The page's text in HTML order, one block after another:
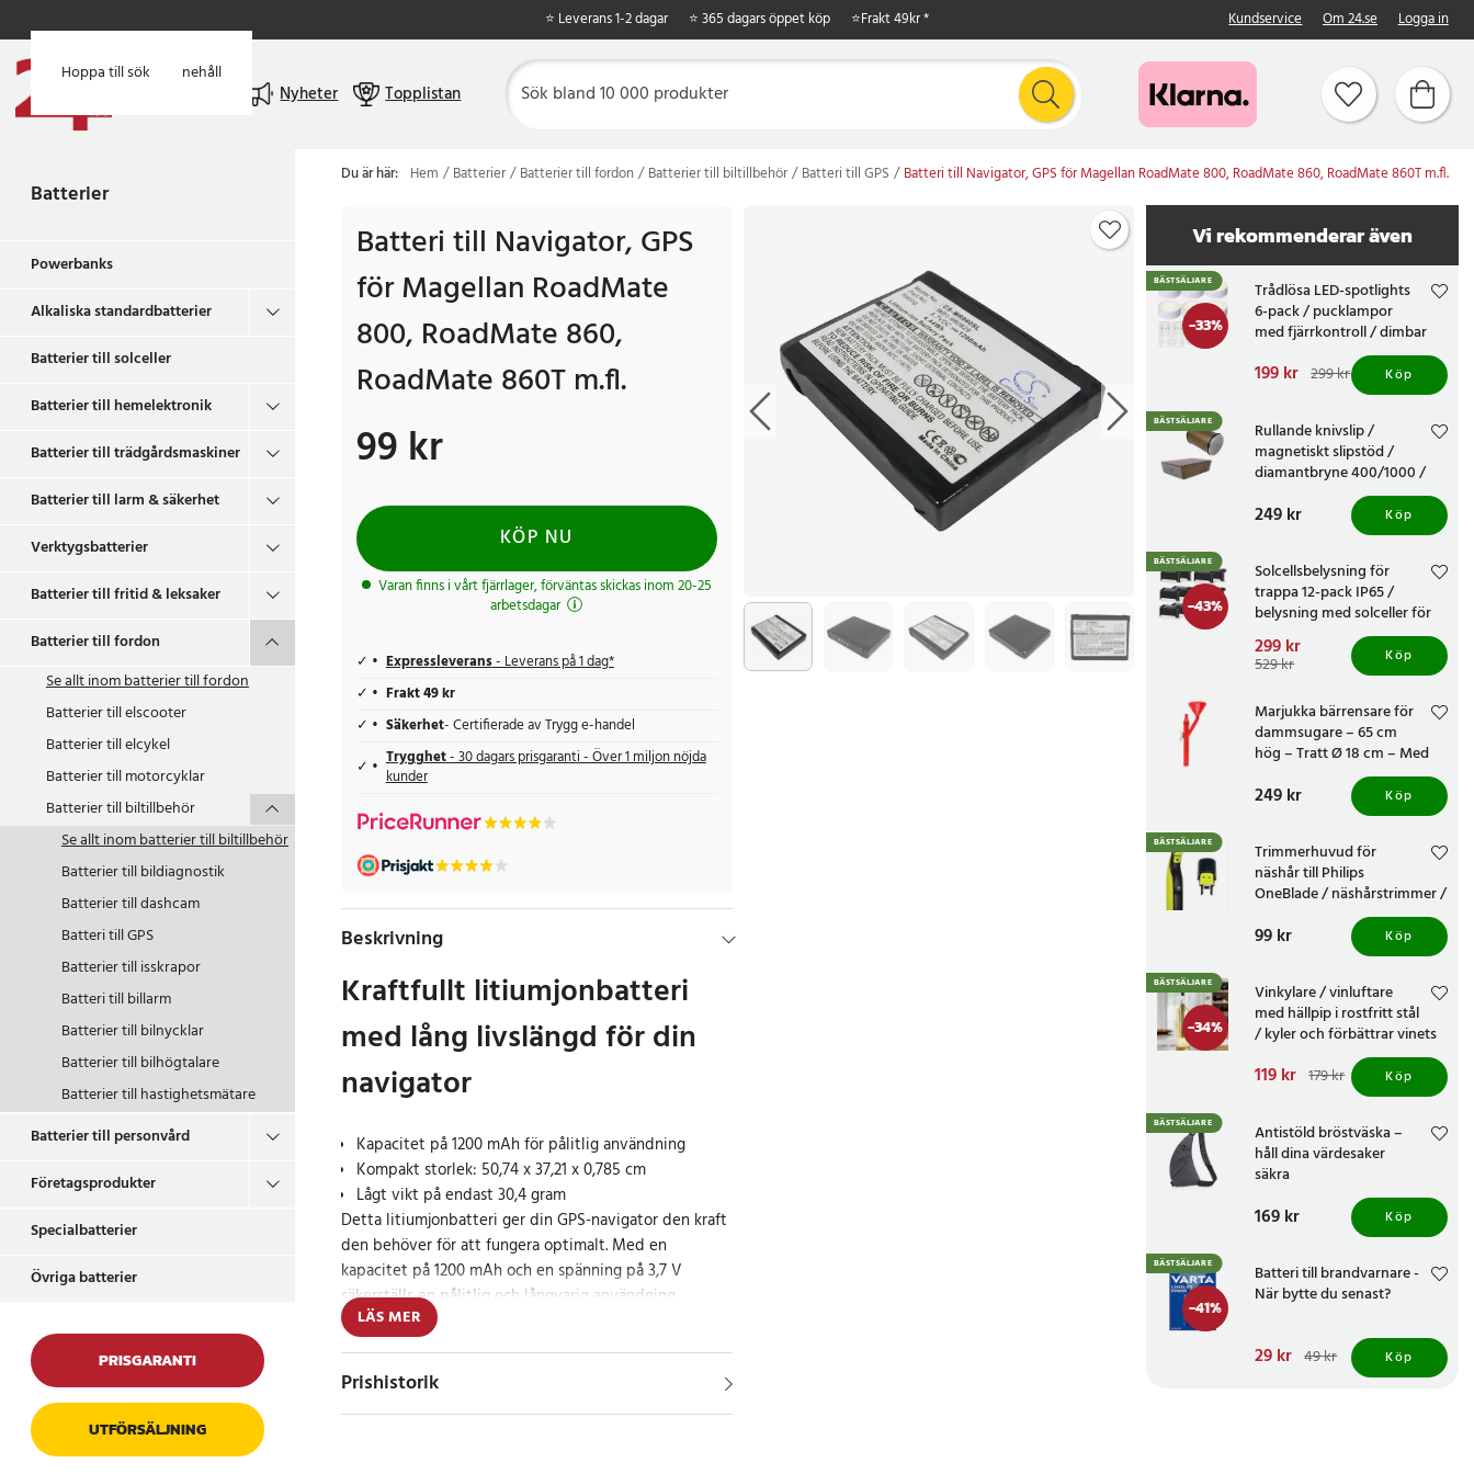
Hoppa till huvudinnehåll
Hoppa till sök
⭐ Leverans 1-2 dagar ⭐ 365 dagars öppet köp ⭐Frakt 49kr * Kundservice Om 24.se Logga in
Nyheter Topplistan
Batterier
Powerbanks
Alkaliska standardbatterier
Batterier till solceller
Batterier till hemelektronik
Batterier till trädgårdsmaskiner
Batterier till larm & säkerhet
Verktygsbatterier
Batterier till fritid & leksaker
Batterier till fordon
Se allt inombatterier till fordon
Batterier till elscooter
Batterier till elcykel
Batterier till motorcyklar
Batterier till biltillbehör
Se allt inombatterier till biltillbehör
Batterier till bildiagnostik
Batterier till dashcam
Batteri till GPS
Batterier till isskrapor
Batteri till billarm
Batterier till bilnycklar
Batterier till bilhögtalare
Batterier till hastighetsmätare
Batterier till personvård
Företagsprodukter
Specialbatterier
Övriga batterier
PRISGARANTI
UTFÖRSÄLJNING
Du är här: Hem Batterier Batterier till fordon Batterier till biltillbehör Batteri till GPS Batteri till Navigator, GPS för Magellan RoadMate 800, RoadMate 860, RoadMate 860T m.fl.
Batteri till Navigator, GPS
för Magellan RoadMate
800, RoadMate 860,
RoadMate 860T m.fl.
Pris:99 kr
99 kr
KÖP NU
Varan finns i vårt fjärrlager, förväntas skickas inom 20-25
arbetsdagar
Expressleverans- Leverans på 1 dag*
Frakt 49 kr
Säkerhet- Certifierade av Trygg e-handel
Trygghet- 30 dagars prisgaranti - Över 1 miljon nöjda
kunder
Beskrivning
Kraftfullt litiumjonbatteri
med lång livslängd för din
navigator
Kapacitet på 1200 mAh för pålitlig användning
Kompakt storlek: 50,74 x 37,21 x 0,785 cm
Lågt vikt på endast 30,4 gram
Detta litiumjonbatteri ger din GPS-navigator den kraft
den behöver för att fungera optimalt. Med en
kapacitet på 1200 mAh och en spänning på 3,7 V
säkerställs en pålitlig och långvarig användning,
perfekt för både korta och långa resor.
Specifikation
- Kapacitet: 1200 mAh
- Spänning: 3.7 V
LÄS MER
Prishistorik
Vi rekommenderar även
-33%
BÄSTSÄLJARE
Trådlösa LED-spotlights
6-pack / pucklampor
med fjärrkontroll / dimbar
Nuvarande pris
Tidigare pris 299 kr
199 kr 299 kr Köp
BÄSTSÄLJARE
Rullande knivslip /
magnetiskt slipstöd /
diamantbryne 400/1000 /
knivvässare med fasta
vinklar
Pris:249 kr
249 kr Köp
-43%
BÄSTSÄLJARE
Solcellsbelysning för
trappa 12-pack IP65 /
belysning med solceller för
altan och staket /
trappbelysning
Nuvarande pris:
299 krTidigare pris :529 kr
299 kr
529 kr Köp
Marjukka bärrensare för
dammsugare – 65 cm
hög – Tratt Ø 18 cm – Med
två munstycken
Pris:249 kr
249 kr Köp
BÄSTSÄLJARE
Trimmerhuvud för
näshår till Philips
OneBlade / näshårstrimmer /
nästrimmerhuvud
Pris:99 kr
99 kr Köp
-34%
BÄSTSÄLJARE
Vinkylare / vinluftare
med hällpip i rostfritt stål
/ kyler och förbättrar vinets
Nuvarande pris
Tidigare pris 179 kr
119 kr 179 kr Köp
BÄSTSÄLJARE
Antistöld bröstväska –
håll dina värdesaker
säkra
Pris :169 kr
169 kr Köp
-41%
BÄSTSÄLJARE
Batteri till brandvarnare -
När bytte du senast?
Nuvarande pris
Tidigare pris 49 kr
29 kr 49 kr Köp